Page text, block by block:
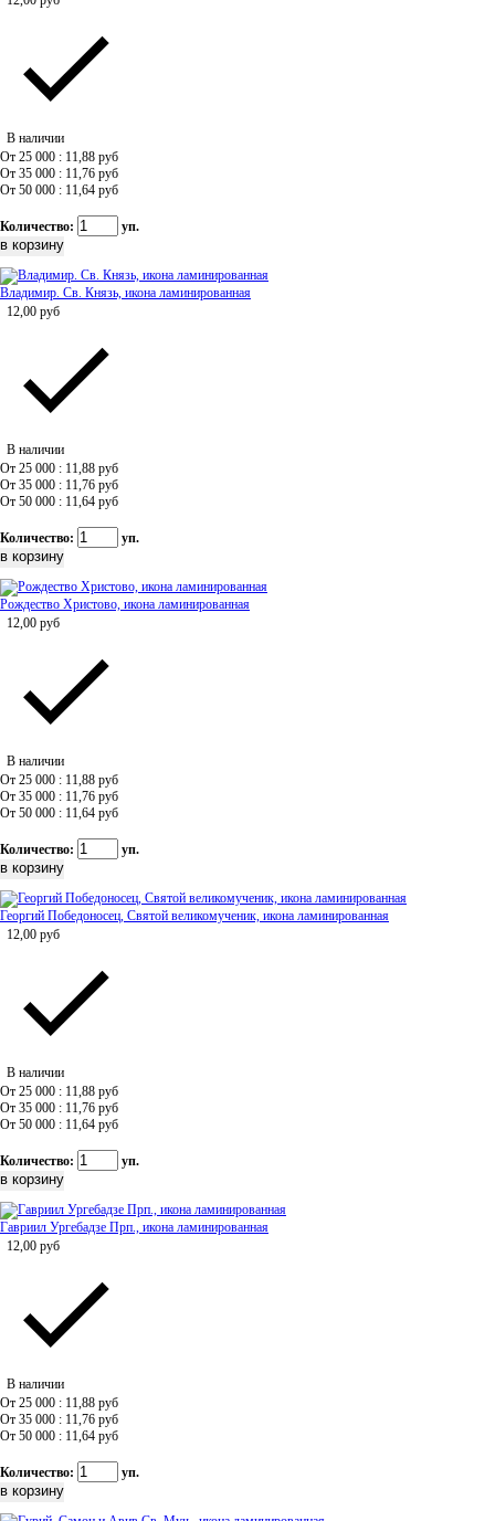
В наличии
От 25 000 : 11,88 руб
От 35 000 : 11,76 руб
От 50 000 : 11,64 руб
Количество: уп.
Владимир. Св. Князь, икона ламинированная
12,00 руб
В наличии
От 25 000 : 11,88 руб
От 35 000 : 11,76 руб
От 50 000 : 11,64 руб
Количество: уп.
Рождество Христово, икона ламинированная
12,00 руб
В наличии
От 25 000 : 11,88 руб
От 35 000 : 11,76 руб
От 50 000 : 11,64 руб
Количество: уп.
Георгий Победоносец, Святой великомученик, икона ламинированная
12,00 руб
В наличии
От 25 000 : 11,88 руб
От 35 000 : 11,76 руб
От 50 000 : 11,64 руб
Количество: уп.
Гавриил Ургебадзе Прп., икона ламинированная
12,00 руб
В наличии
От 25 000 : 11,88 руб
От 35 000 : 11,76 руб
От 50 000 : 11,64 руб
Количество: уп.